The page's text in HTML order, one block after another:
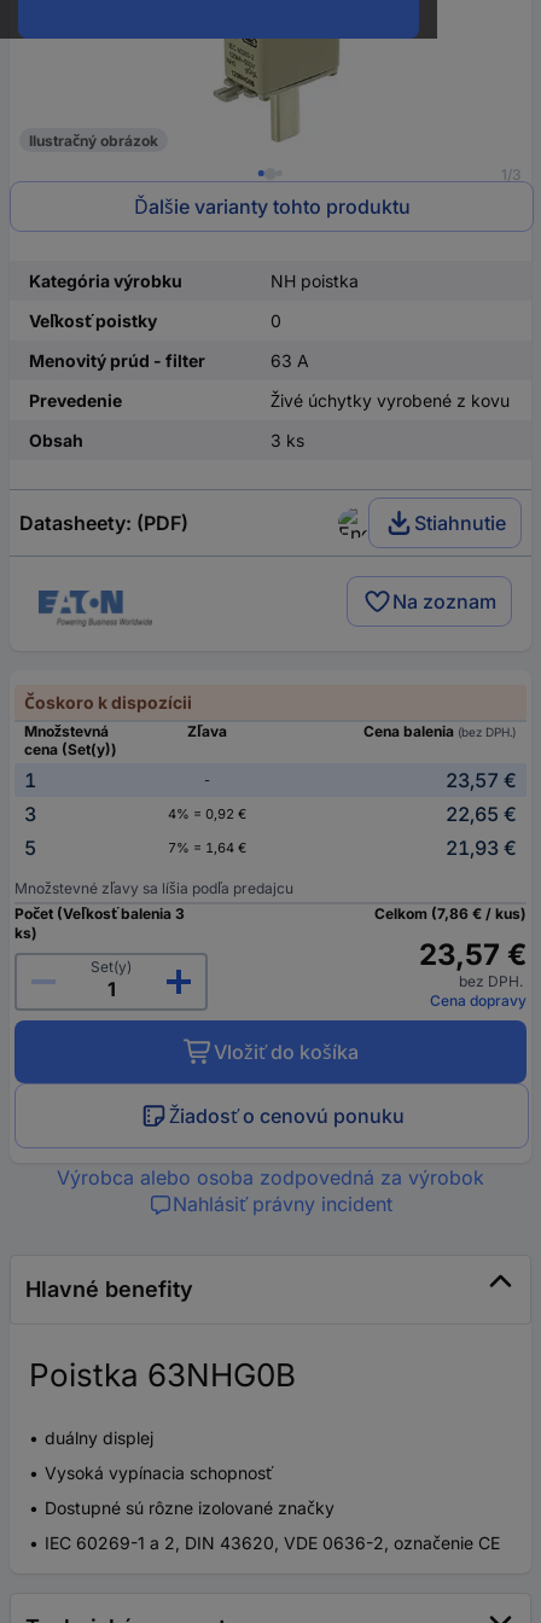
1/3
Ilustračný obrázok
Ďalšie varianty tohto produktu
Kategória výrobku
NH poistka
Veľkosť poistky
0
Menovitý prúd - filter
63 A
Prevedenie
Živé úchytky vyrobené z kovu
Obsah
3 ks
Datasheety: (PDF) Stiahnutie
Na zoznam
Čoskoro k dispozícii
Množstevná
cena (Set(y))
Zľava Cena balenia (bez DPH.)
1 -
23,57 €
3
4% = 0,92 €
22,65 €
5
7% = 1,64 € 21,93 €
Množstevné zľavy sa líšia podľa predajcu
Počet (Veľkosť balenia 3
ks)
Set(y)
Celkom (7,86 € / kus)
23,57 €
bez DPH.
Cena dopravy
Vložiť do košíka
Žiadosť o cenovú ponuku
Výrobca alebo osoba zodpovedná za výrobok
Nahlásiť právny incident
Hlavné benefity
Poistka 63NHG0B
duálny displej
Vysoká vypínacia schopnosť
Dostupné sú rôzne izolované značky
IEC 60269-1 a 2, DIN 43620, VDE 0636-2, označenie CE